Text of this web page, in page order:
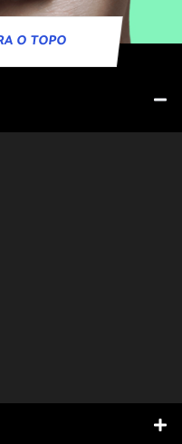
O TOPO